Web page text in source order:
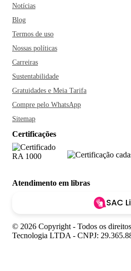
Notícias
Blog
Termos de uso
Nossas políticas
Carreiras
Sustentabilidade
Gratuidades e Meia Tarifa
Compre pelo WhatsApp
Sitemap
Certificações
Atendimento em libras
SAC
© 2026 Copyright - Todos os
Tecnologia LTDA - CNPJ: